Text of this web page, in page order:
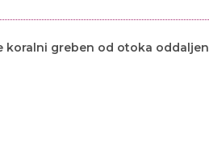
koralni greben od otoka